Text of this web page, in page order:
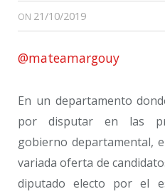
ON 21/10/2019
@mateamargouy
En un departamento
por disputar en las
gobierno departamental,
variada oferta de
diputado electo por el